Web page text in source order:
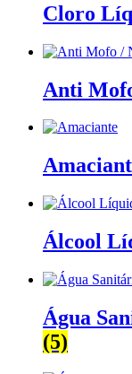
Cloro
Anti
Álcool
Água
(5)